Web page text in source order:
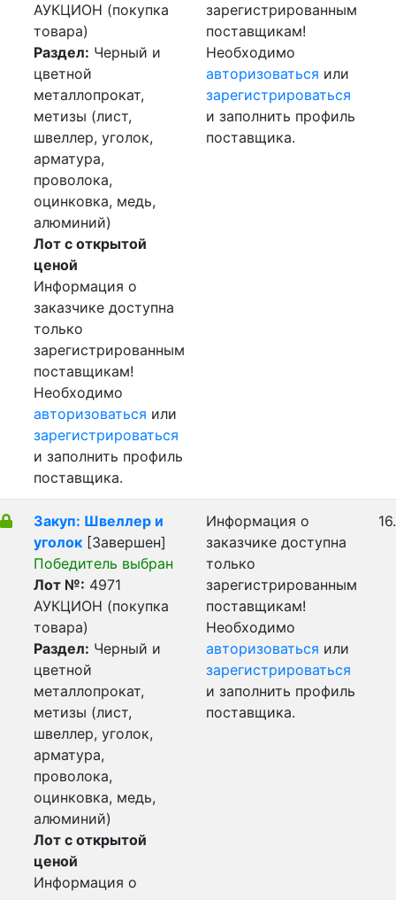
АУКЦИОН (покупка
товара)
Раздел: Черный и
цветной
металлопрокат,
метизы (лист,
швеллер, уголок,
арматура,
проволока,
оцинковка, медь,
алюминий)
Лот с открытой
ценой
Информация о
заказчике доступна
только
зарегистрированным
поставщикам!
Необходимо
авторизоваться или
зарегистрироваться
и заполнить профиль
поставщика.
зарегистрированным
поставщикам!
Необходимо
авторизоваться или
зарегистрироваться
и заполнить профиль
поставщика.
Закуп: Швеллер и
уголок [Завершен]
Победитель выбран
Лот №: 4971
АУКЦИОН (покупка
товара)
Раздел: Черный и
цветной
металлопрокат,
метизы (лист,
швеллер, уголок,
арматура,
проволока,
оцинковка, медь,
алюминий)
Лот с открытой
ценой
Информация о
Информация о
заказчике доступна
только
зарегистрированным
поставщикам!
Необходимо
авторизоваться или
зарегистрироваться
и заполнить профиль
поставщика.